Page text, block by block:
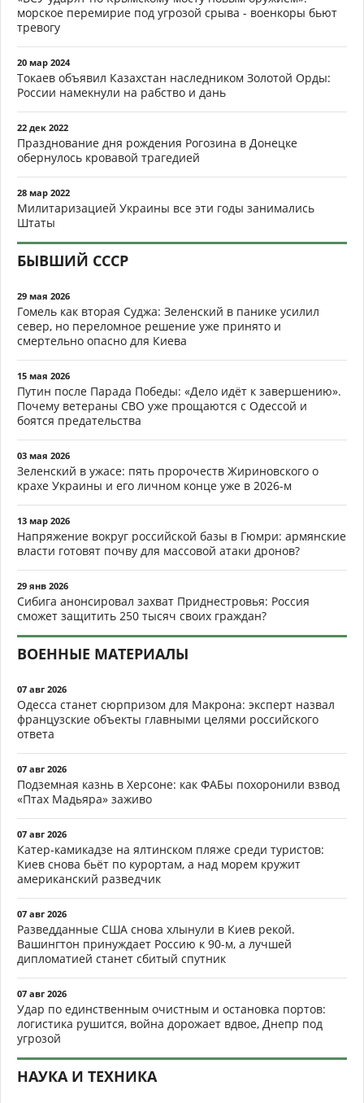
морское перемирие под угрозой срыва - военкоры бьют
тревогу
20 мар 2024
Токаев объявил Казахстан наследником Золотой Орды:
России намекнули на рабство и дань
22 дек 2022
Празднование дня рождения Рогозина в Донецке
обернулось кровавой трагедией
28 мар 2022
Милитаризацией Украины все эти годы занимались
Штаты
БЫВШИЙ СССР
29 мая 2026
Гомель как вторая Суджа: Зеленский в панике усилил
север, но переломное решение уже принято и
смертельно опасно для Киева
15 мая 2026
Путин после Парада Победы: «Дело идёт к завершению».
Почему ветераны СВО уже прощаются с Одессой и
боятся предательства
03 мая 2026
Зеленский в ужасе: пять пророчеств Жириновского о
крахе Украины и его личном конце уже в 2026-м
13 мар 2026
Напряжение вокруг российской базы в Гюмри: армянские
власти готовят почву для массовой атаки дронов?
29 янв 2026
Сибига анонсировал захват Приднестровья: Россия
сможет защитить 250 тысяч своих граждан?
ВОЕННЫЕ МАТЕРИАЛЫ
07 авг 2026
Одесса станет сюрпризом для Макрона: эксперт назвал
французские объекты главными целями российского
ответа
07 авг 2026
Подземная казнь в Херсоне: как ФАБы похоронили взвод
«Птах Мадьяра» заживо
07 авг 2026
Катер-камикадзе на ялтинском пляже среди туристов:
Киев снова бьёт по курортам, а над морем кружит
американский разведчик
07 авг 2026
Разведданные США снова хлынули в Киев рекой.
Вашингтон принуждает Россию к 90-м, а лучшей
дипломатией станет сбитый спутник
07 авг 2026
Удар по единственным очистным и остановка портов:
логистика рушится, война дорожает вдвое, Днепр под
угрозой
НАУКА И ТЕХНИКА